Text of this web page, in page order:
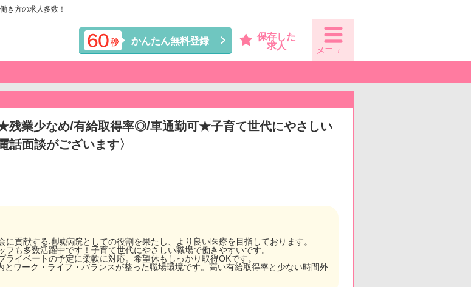
き方の求人多数！
かんたん無料登録
保存した
求人
残業少なめ/有給取得率◎/車通勤可★子育て世代にやさしい
話面談がございます〉
貢献する地域病院としての役割を果たし、より良い医療を目指しております。
も多数活躍中です！子育て世代にやさしい職場で働きやすいです。
イベートの予定に柔軟に対応。希望休もしっかり取得OKです。
ワーク・ライフ・バランスが整った職場環境です。高い有給取得率と少ない時間外